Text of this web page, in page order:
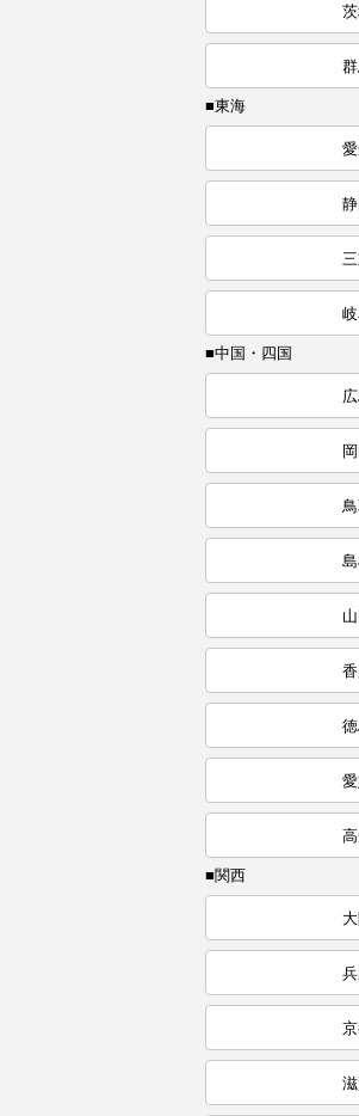
■東海
■中国・四国
■関西